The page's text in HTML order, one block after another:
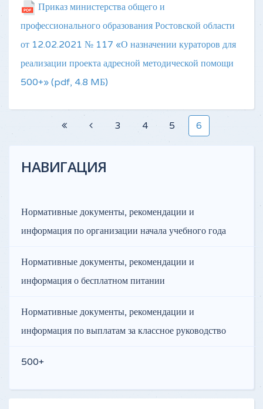
Приказ министерства общего и
профессионального образования Ростовской области
от 12.02.2021 № 117 «О назначении кураторов для
реализации проекта адресной методической помощи
500+» (pdf, 4.8 MБ)
3 4 5 6
НАВИГАЦИЯ
Нормативные документы, рекомендации и
информация по организации начала учебного года
Нормативные документы, рекомендации и
информация о бесплатном питании
Нормативные документы, рекомендации и
информация по выплатам за классное руководство
500+